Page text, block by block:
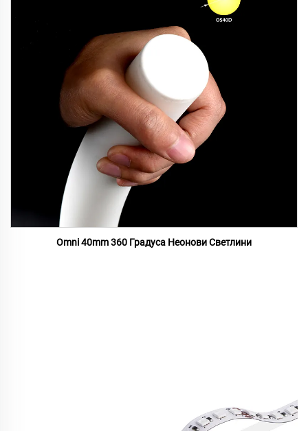
Omni 40mm 360 Градуса Неонови Светлини